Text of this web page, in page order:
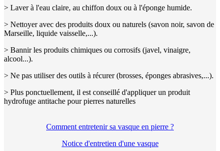
> Laver à l'eau claire, au chiffon doux ou à l'éponge humide.
> Nettoyer avec des produits doux ou naturels (savon noir, savon de
Marseille, liquide vaisselle,...).
> Bannir les produits chimiques ou corrosifs (javel, vinaigre,
alcool...).
> Ne pas utiliser des outils à récurer (brosses, éponges abrasives,...).
> Plus ponctuellement, il est conseillé d'appliquer un produit
hydrofuge antitache pour pierres naturelles
Comment entretenir sa vasque en pierre ?
Notice d'entretien d'une vasque